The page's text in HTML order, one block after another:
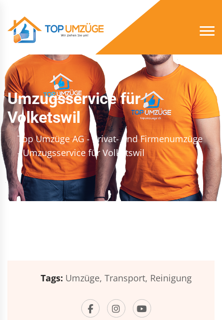
Umzugsservice für
Volketswil
Top Umzüge AG - Privat- und Firmenumzüge
- Umzugsservice für Volketswil
Tags: Umzüge, Transport, Reinigung